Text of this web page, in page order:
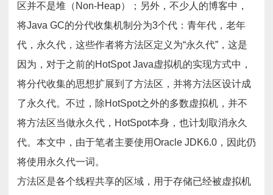
区并不是堆（Non-Heap）；另外，不少人的博客中，
将Java GC的分代收集机制分为3个代：青年代，老年
代，永久代，这些作者将方法区定义为“永久代”，这是
因为，对于之前的HotSpot Java虚拟机的实现方式中，
将分代收集的思想扩展到了方法区，并将方法区设计成
了永久代。不过，除HotSpot之外的多数虚拟机，并不
将方法区当做永久代，HotSpot本身，也计划取消永久
代。本文中，由于笔者主要使用Oracle JDK6.0，因此仍
将使用永久代一词。
方法区是各个线程共享的区域，用于存储已经被虚拟机